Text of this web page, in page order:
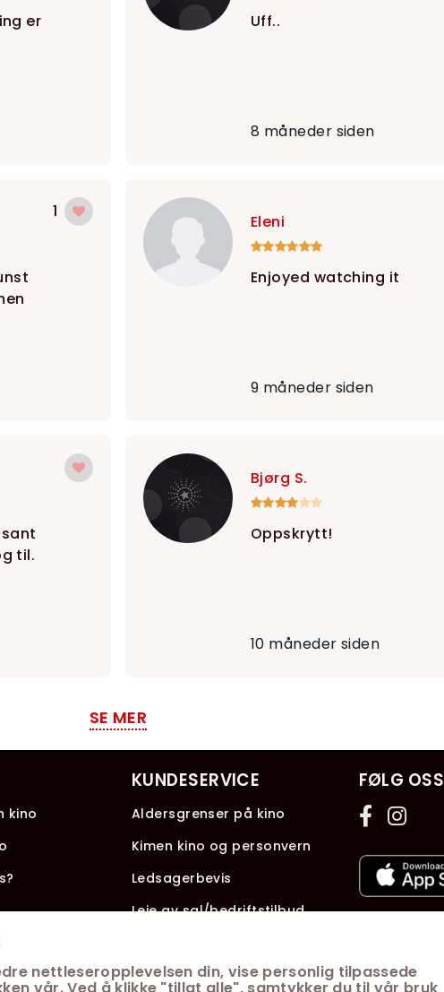
nettleseropplevelsen din, vise personlig tilpassede
er
Uff..
8 måneder siden
1
Eleni
Enjoyed watching it
9 måneder siden
til.
Bjørg S.
Oppskrytt!
10 måneder siden
SE MER
kino
KUNDESERVICE
Aldersgrenser på kino
Kimen kino og personvern
Ledsagerbevis
Leie av sal/bedriftstilbud
FØLG OSS